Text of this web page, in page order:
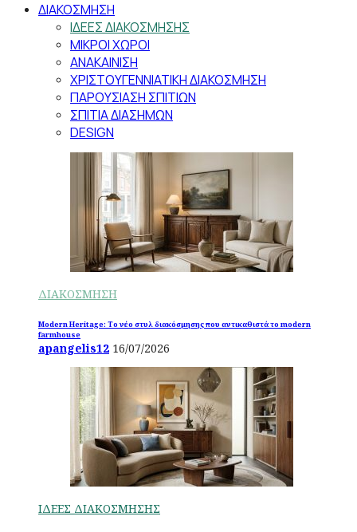
ΔΙΑΚΟΣΜΗΣΗ
ΙΔΕΕΣ ΔΙΑΚΟΣΜΗΣΗΣ
ΜΙΚΡΟΙ ΧΩΡΟΙ
ΑΝΑΚΑΙΝΙΣΗ
ΧΡΙΣΤΟΥΓΕΝΝΙΑΤΙΚΗ ΔΙΑΚΟΣΜΗΣΗ
ΠΑΡΟΥΣΙΑΣΗ ΣΠΙΤΙΩΝ
ΣΠΙΤΙΑ ΔΙΑΣΗΜΩΝ
DESIGN
ΔΙΑΚΟΣΜΗΣΗ
Modern Heritage: Το νέο στυλ διακόσμησης που αντικαθιστά το modern
farmhouse
apangelis12 16/07/2026
ΙΔΕΕΣ ΔΙΑΚΟΣΜΗΣΗΣ